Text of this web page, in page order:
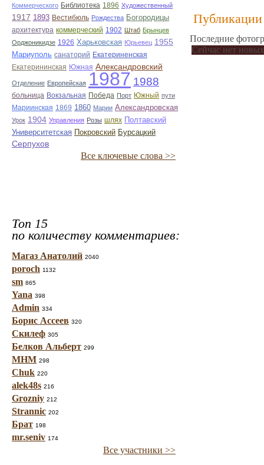
Коммерческого Библиотека 1896 Художественный
1917 1893 Вестибюль Рождества Богородицы
архитектура коммерческий 1902 Штаб Брынцев
Орджоникидзе 1926 Харьковская Юрьевец 1955
Мариуполь санаторий Екатериненская
Екатерининская Южная Александровский
Отделение Европейская 1987 1988
больница Вокзальная Победа Порт Южный пути
Мариинская 1869 1860 Марии Александровская
Урок 1904 Управления Розы шлях
Полтавский
Университетская
Покровский Бурсацкий
Серпухов
Все ключевые слова >>
Топ 15
по количеству комментариев:
Магаз Анатолий 2040
poroch 1132
sm 865
Yana 398
Admin 334
Борис Ассеев 320
Скилеф 305
Белков Альберт 299
МНМ 298
Chuk 220
alek48s 216
Grozniy 212
Strannic 202
Брат 198
mr.seniv 174
Все участники >>
Публикации
Последние
Сейчас нет